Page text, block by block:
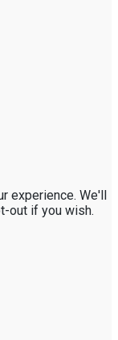
experience. We'll
out if you wish.